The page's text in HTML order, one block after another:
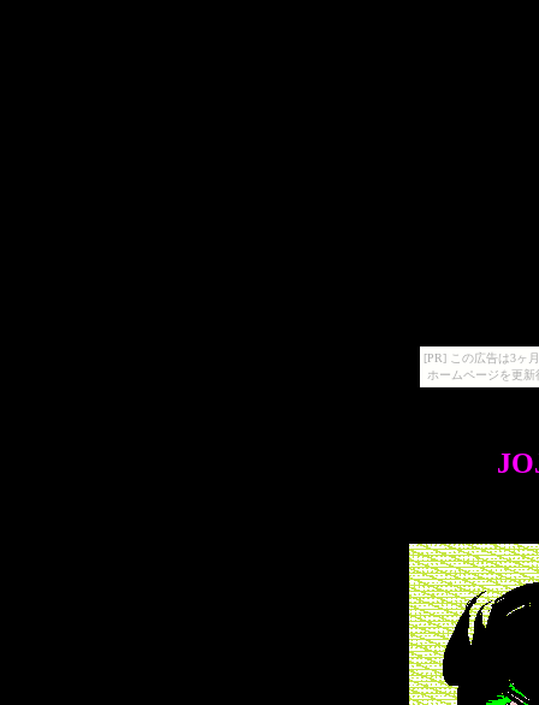
[PR] この広告は3ヶ
ホームページを更